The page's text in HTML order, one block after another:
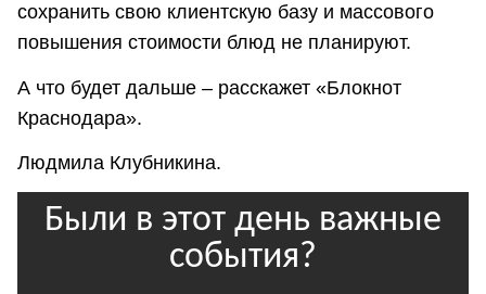
сохранить свою клиентскую базу и массового
повышения стоимости блюд не планируют.
А что будет дальше – расскажет «Блокнот
Краснодара».
Людмила Клубникина.